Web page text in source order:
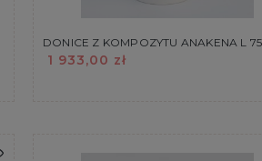
DONICE Z KOMPOZYTU ANAKENA L
1 933,00 zł